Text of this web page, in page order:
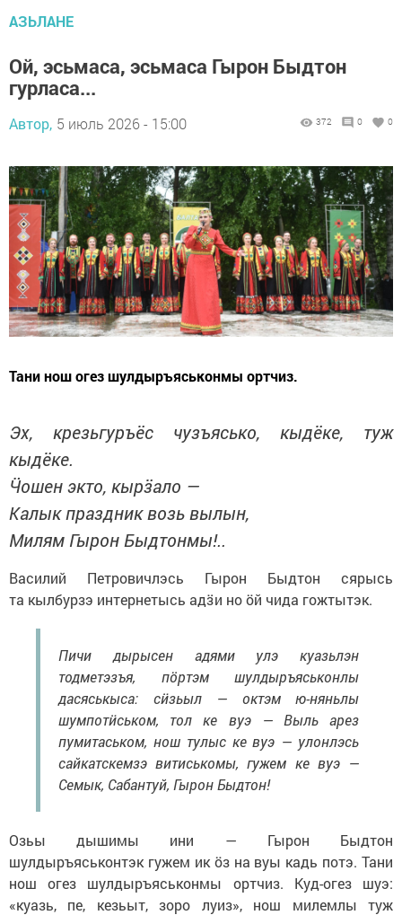
АЗЬЛАНЕ
Ой, эсьмаса, эсьмаса Гырон Быдтон
гурласа...
Автор, 5 июль 2026 - 15:00 372 0 0
Тани нош огез шулдыръяськонмы ортчиз.
Эх, крезьгуръёс чузъясько, кыдёке, туж
кыдёке.
Ӵошен экто, кырӟало —
Калык праздник возь вылын,
Милям Гырон Быдтонмы!..
Василий Петровичлэсь Гырон Быдтон сярысь
та кылбурзэ интернетысь адӟи но ӧй чида гожтытэк.
Пичи дырысен адями улэ куазьлэн
тодметэзъя, пӧртэм шулдыръяськонлы
дасяськыса: сӥзьыл — октэм ю-няньлы
шумпотӥськом, тол ке вуэ — Выль арез
пумитаськом, нош тулыс ке вуэ — улонлэсь
сайкатскемзэ витиськомы, гужем ке вуэ —
Семык, Сабантуй, Гырон Быдтон!
Озьы дышимы ини — Гырон Быдтон
шулдыръяськонтэк гужем ик ӧз на вуы кадь потэ. Тани
нош огез шулдыръяськонмы ортчиз. Куд-огез шуэ:
«куазь, пе, кезьыт, зоро луиз», нош милемлы туж